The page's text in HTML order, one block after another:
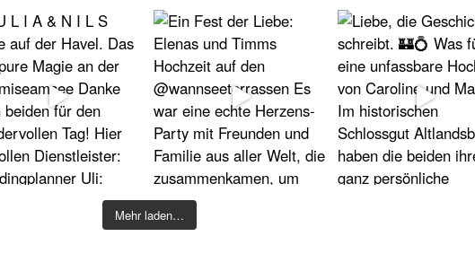
Mehr laden…